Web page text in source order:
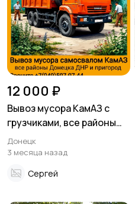
12 000 ₽
Вывоз мусора КамАЗ с
грузчиками, все районы
Донецка ДНР
Донецк
3 месяца назад
Сергей